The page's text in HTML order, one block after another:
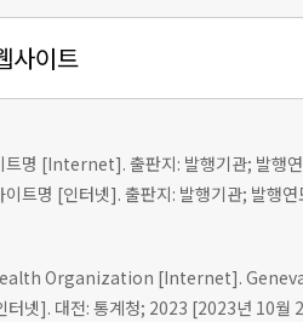
사이트
트명 [Internet]. 출판지: 발행기관; 발
이트명 [인터넷]. 출판지: 발행기관; 발행
Organization [Internet].
터넷]. 대전: 통계청; 2023 [2023년 10